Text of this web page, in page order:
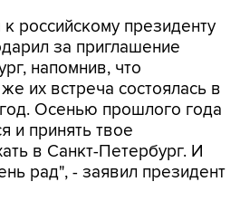
российскому президенту
за приглашение
напомнив, что
их встреча состоялась в
Осенью прошлого года
и принять твое
в Санкт-Петербург. И
рад", - заявил президент